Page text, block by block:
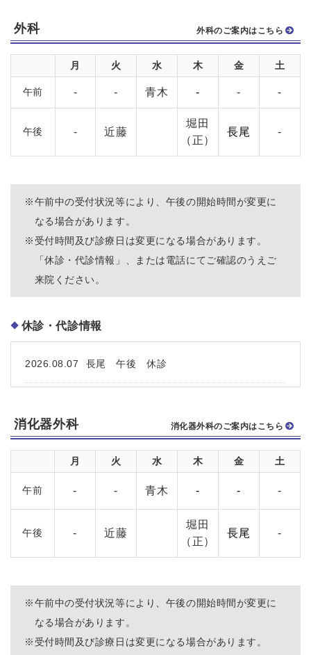
外科 外科のご案内はこちら
月 火 水 木 金 土
午前 - - 青木 - - -
午後 - 近藤
堀田
（正）
長尾 -
※午前中の受付状況等により、午後の開始時間が変更に
なる場合があります。
※受付時間及び診療日は変更になる場合があります。
「休診・代診情報」、または電話にてご確認のうえご
来院ください。
休診・代診情報
2026.08.07 長尾 午後 休診
消化器外科 消化器外科のご案内はこちら
月 火 水 木 金 土
午前 - - 青木 - - -
午後 - 近藤
堀田
（正）
長尾 -
※午前中の受付状況等により、午後の開始時間が変更に
なる場合があります。
※受付時間及び診療日は変更になる場合があります。